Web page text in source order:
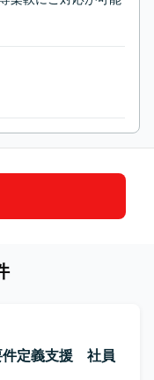
件定義支援 社員